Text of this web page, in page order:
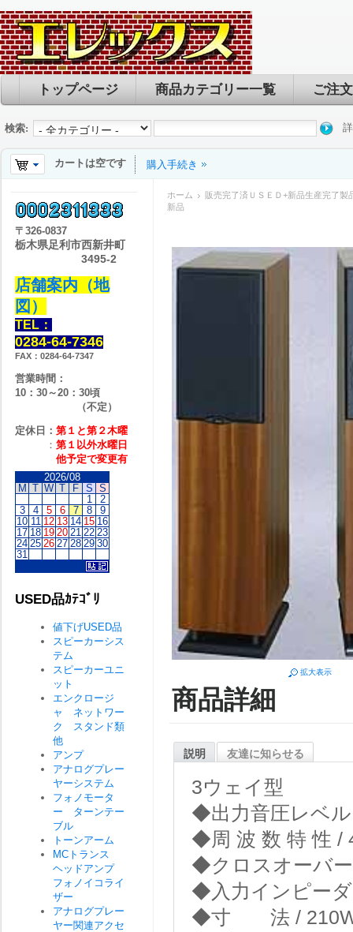
トップページ 商品カテゴリー一覧 ご注
検索:
カートは空です 購入手続き
ホーム
販売完了済ＵＳＥＤ+新品生産完了製
新品
拡大表示
商品詳細
説明 友達に知らせる
3ウェイ型
◆出力音圧レベ
◆周 波 数 特 性 /
◆クロスオーバ
◆入力インピー
◆寸 法 /
〒 326-0837
栃木県足利市西新井町
3495-2
店舗案内（地
図）
TEL：
0284-64-7346
FAX：0284-64-7347
営業時間：
10：30～20：30頃
（不定）
定休日： 第１と第２木曜
： 第１以外水曜日
他予定で変更有
2026/08
M T W T F S S
1
2
3
4 5 6 7 8
9
10 11 12 13 14 15 16
17 18 19 20 21 22 23
24 25 26 27 28 29 30
31
USED品ｶﾃｺﾞﾘ
値下げUSED品
スピーカーシス
テム
スピーカーユニ
ット
エンクロージ
ャ ネットワー
ク スタンド類
他
アンプ
アナログプレー
ヤーシステム
フォノモータ
ー ターンテー
ブル
トーンアーム
MCトランス
ヘッドアンプ
フォノイコライ
ザー
アナログプレー
ヤー関連アクセ